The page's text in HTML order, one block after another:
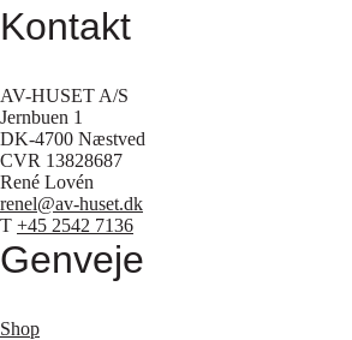
Kontakt
AV-HUSET A/S
Jernbuen 1
DK-4700 Næstved
CVR 13828687
René Lovén
renel@av-huset.dk
T +45 2542 7136
Genveje
Shop